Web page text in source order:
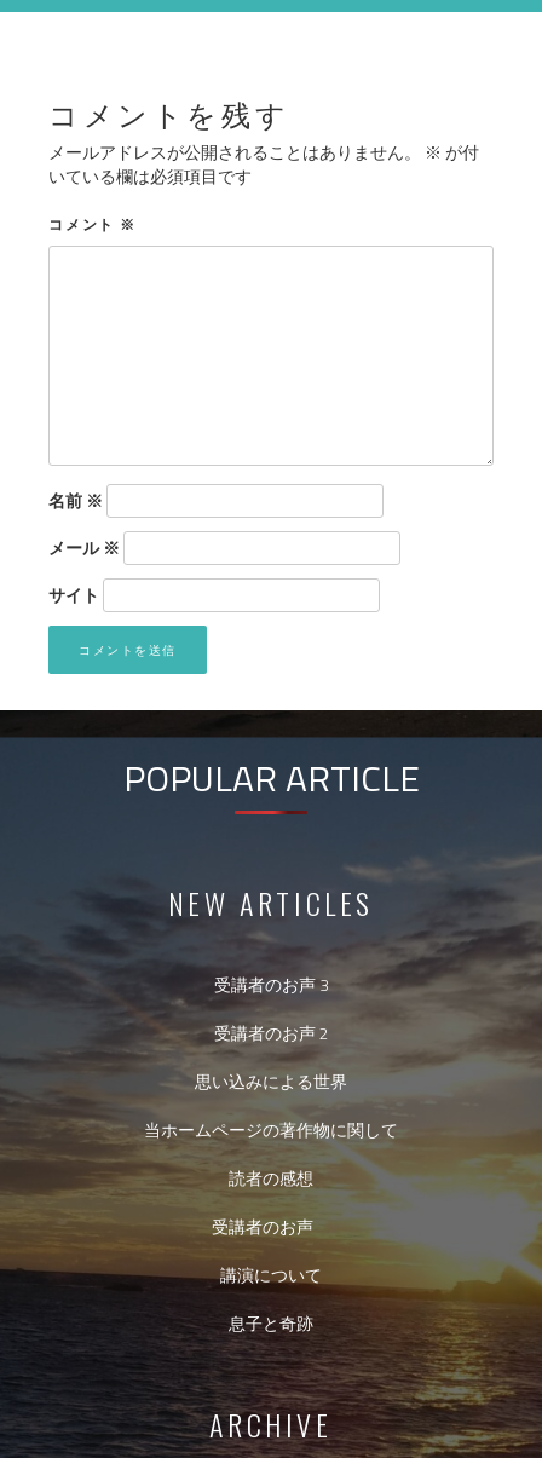
シ
コメントを残す
メールアドレスが公開されることはありません。 ※ が付
いている欄は必須項目です
コメント ※
名前 ※
メール※
サイト
POPULAR ARTICLE
NEW ARTICLES
受講者のお声 3
受講者のお声 2
思い込みによる世界
当ホームページの著作物に関して
読者の感想
受講者のお声
講演について
息子と奇跡
ARCHIVE